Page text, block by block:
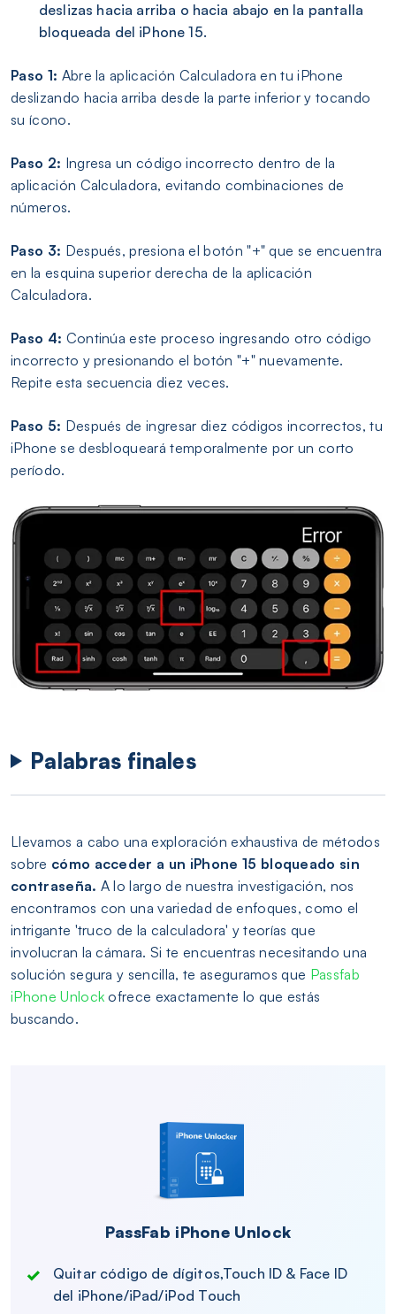
deslizas hacia arriba o hacia abajo en la pantalla
bloqueada del iPhone 15.
Paso 1: Abre la aplicación Calculadora en tu iPhone
deslizando hacia arriba desde la parte inferior y tocando
su ícono.
Paso 2: Ingresa un código incorrecto dentro de la
aplicación Calculadora, evitando combinaciones de
números.
Paso 3: Después, presiona el botón "+" que se encuentra
en la esquina superior derecha de la aplicación
Calculadora.
Paso 4: Continúa este proceso ingresando otro código
incorrecto y presionando el botón "+" nuevamente.
Repite esta secuencia diez veces.
Paso 5: Después de ingresar diez códigos incorrectos, tu
iPhone se desbloqueará temporalmente por un corto
período.
Palabras finales
Llevamos a cabo una exploración exhaustiva de métodos
sobre cómo acceder a un iPhone 15 bloqueado sin
contraseña. A lo largo de nuestra investigación, nos
encontramos con una variedad de enfoques, como el
intrigante 'truco de la calculadora' y teorías que
involucran la cámara. Si te encuentras necesitando una
solución segura y sencilla, te aseguramos que Passfab
iPhone Unlock ofrece exactamente lo que estás
buscando.
PassFab iPhone Unlock
Quitar código de dígitos,Touch ID & Face ID
del iPhone/iPad/iPod Touch